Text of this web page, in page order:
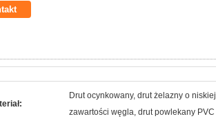
Drut ocynkowany, drut żelazny o niskiej
zawartości węgla, drut powlekany PVC